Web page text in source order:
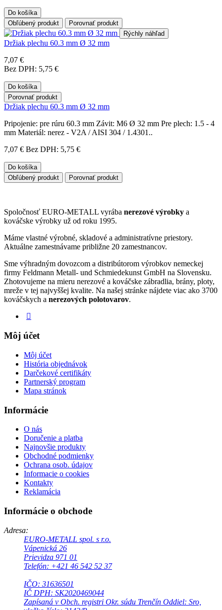
Do košíka
Obľúbený produkt
Porovnať produkt
Rýchly náhľad
Držiak plechu 60.3 mm Ø 32 mm
7,07 €
Bez DPH: 5,75 €
Do košíka
Porovnať produkt
Držiak plechu 60.3 mm Ø 32 mm
Pripojenie: pre rúru 60.3 mm Závit: M6 Ø 32 mm Pre plech: 1.5 - 4
mm Materiál: nerez - V2A / AISI 304 / 1.4301..
7,07 € Bez DPH: 5,75 €
Do košíka
Obľúbený produkt
Porovnať produkt
Spoločnosť EURO-METALL vyrába nerezové výrobky a
kováčske výrobky už od roku 1995.
Máme vlastné výrobné, skladové a administratívne priestory.
Aktuálne zamestnávame približne 20 zamestnancov.
Sme výhradným dovozcom a distribútorom výrobkov nemeckej
firmy Feldmann Metall- und Schmiedekunst GmbH na Slovensku.
Zhotovujeme na mieru nerezové a kováčske zábradlia, brány, ploty,
mreže v tej najvyššej kvalite. Na našej stránke nájdete viac ako 3700
kováčskych a nerezových polotovarov.
Môj účet
Môj účet
História objednávok
Darčekové certifikáty
Partnerský program
Mapa stránok
Informácie
O nás
Doručenie a platba
Najnovšie produkty
Obchodné podmienky
Ochrana osob. údajov
Informacie o cookies
Kontakty
Reklamácia
Informácie o obchode
Adresa:
EURO-METALL spol. s r.o.
Vápenická 26
Prievidza 971 01
Telefón: +421 46 542 52 37
IČO: 31636501
IČ DPH: SK2020469044
Zapísaná v Obch. registri Okr. súdu Trenčín Oddiel: Sro,